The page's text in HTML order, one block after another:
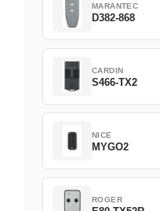
MARANTEC
D382-868
CARDIN
S466-TX2
NICE
MYGO2
ROGER